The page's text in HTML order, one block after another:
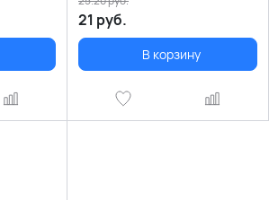
21 руб.
В корзину